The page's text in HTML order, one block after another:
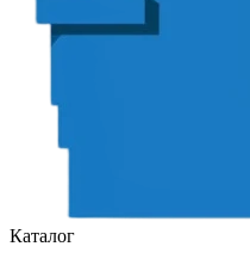
Каталог